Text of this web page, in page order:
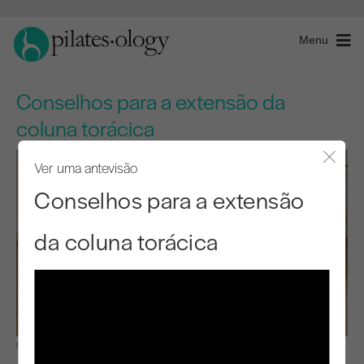
Menu
Conselhos para a extensão da
coluna torácica
Ver uma antevisão
Conselhos para a extensão
da coluna torácica
Observar e aprender